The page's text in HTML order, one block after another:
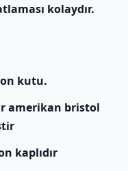
kolaydır.
kutu.
amerikan bristol
kaplıdır